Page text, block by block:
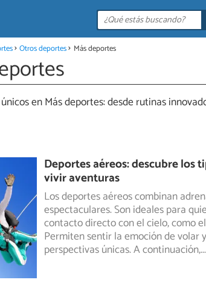
Otros deportes Más deportes
en Más deportes: desde rutinas
Deportes aéreos: descubre los
vivir aventuras
Los deportes aéreos combinan
espectaculares. Son ideales para
contactodirecto con el cielo, como
Permiten sentir la emoción de volar
perspectivas únicas. A continuación,...